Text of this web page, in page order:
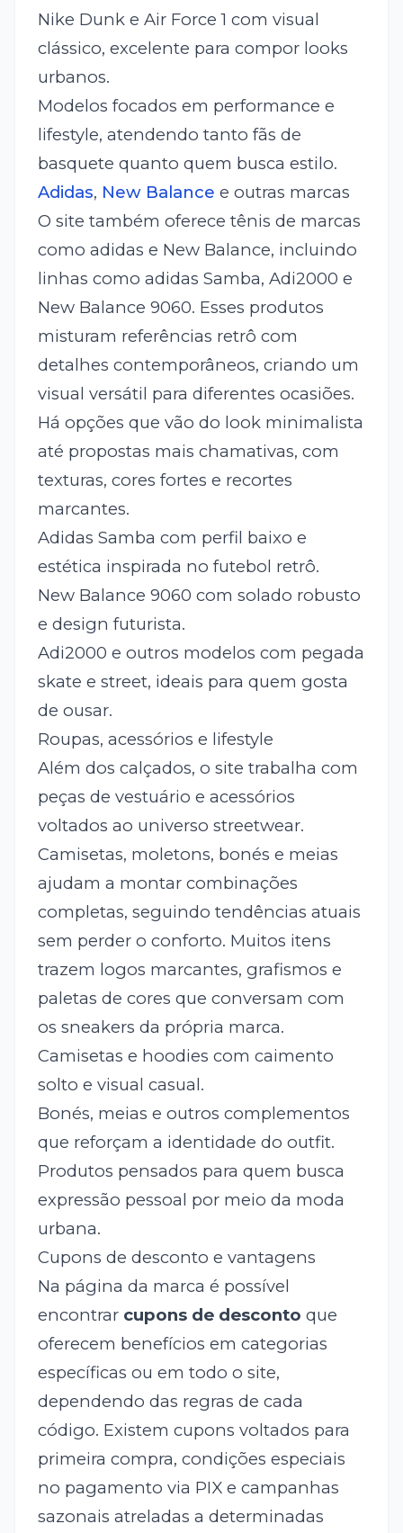
Nike Dunk e Air Force 1 com visual
clássico, excelente para compor looks
urbanos.
Modelos focados em performance e
lifestyle, atendendo tanto fãs de
basquete quanto quem busca estilo.
Adidas, New Balance e outras marcas
O site também oferece tênis de marcas
como adidas e New Balance, incluindo
linhas como adidas Samba, Adi2000 e
New Balance 9060. Esses produtos
misturam referências retrô com
detalhes contemporâneos, criando um
visual versátil para diferentes ocasiões.
Há opções que vão do look minimalista
até propostas mais chamativas, com
texturas, cores fortes e recortes
marcantes.
Adidas Samba com perfil baixo e
estética inspirada no futebol retrô.
New Balance 9060 com solado robusto
e design futurista.
Adi2000 e outros modelos com pegada
skate e street, ideais para quem gosta
de ousar.
Roupas, acessórios e lifestyle
Além dos calçados, o site trabalha com
peças de vestuário e acessórios
voltados ao universo streetwear.
Camisetas, moletons, bonés e meias
ajudam a montar combinações
completas, seguindo tendências atuais
sem perder o conforto. Muitos itens
trazem logos marcantes, grafismos e
paletas de cores que conversam com
os sneakers da própria marca.
Camisetas e hoodies com caimento
solto e visual casual.
Bonés, meias e outros complementos
que reforçam a identidade do outfit.
Produtos pensados para quem busca
expressão pessoal por meio da moda
urbana.
Cupons de desconto e vantagens
Na página da marca é possível
encontrar cupons de desconto que
oferecem benefícios em categorias
específicas ou em todo o site,
dependendo das regras de cada
código. Existem cupons voltados para
primeira compra, condições especiais
no pagamento via PIX e campanhas
sazonais atreladas a determinadas